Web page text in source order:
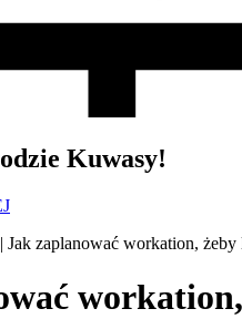
Kuwasy!
| Jak zaplanować workation,